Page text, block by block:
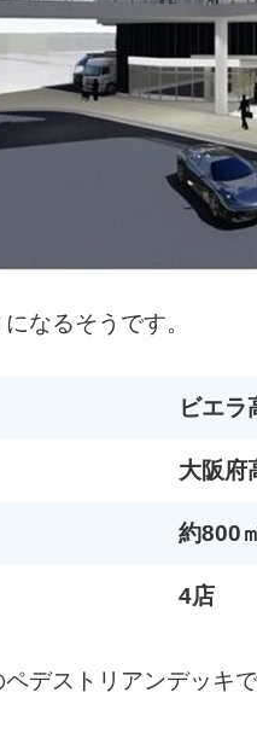
なるそうです。
ビエラ
大阪府
約800
4店
デストリアンデッキ